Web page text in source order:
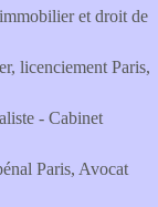
et droit de
licenciement Paris,
- Cabinet
Paris, Avocat